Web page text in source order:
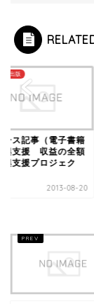
籍出版
ース記事（電子書籍
興支援 収益の全額
興支援プロジェク
2013-08-20